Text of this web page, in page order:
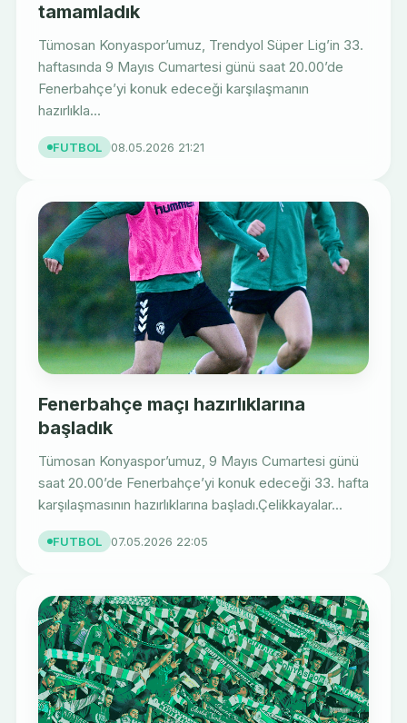
tamamladık
Tümosan Konyaspor’umuz, Trendyol Süper Lig’in 33.
haftasında 9 Mayıs Cumartesi günü saat 20.00’de
Fenerbahçe’yi konuk edeceği karşılaşmanın
hazırlıkla...
FUTBOL 08.05.2026 21:21
Fenerbahçe maçı hazırlıklarına
başladık
Tümosan Konyaspor’umuz, 9 Mayıs Cumartesi günü
saat 20.00’de Fenerbahçe’yi konuk edeceği 33. hafta
karşılaşmasının hazırlıklarına başladı.Çelikkayalar...
FUTBOL 07.05.2026 22:05